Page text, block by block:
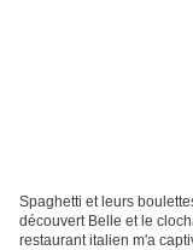
Spaghetti et leurs
découvert Belle et le
restaurant italien m'a